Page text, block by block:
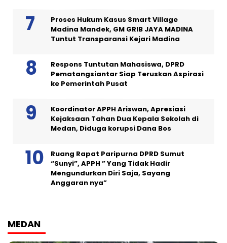
Proses Hukum Kasus Smart Village
Madina Mandek, GM GRIB JAYA MADINA
Tuntut Transparansi Kejari Madina
Respons Tuntutan Mahasiswa, DPRD
Pematangsiantar Siap Teruskan Aspirasi
ke Pemerintah Pusat
Koordinator APPH Ariswan, Apresiasi
Kejaksaan Tahan Dua Kepala Sekolah di
Medan, Diduga korupsi Dana Bos
Ruang Rapat Paripurna DPRD Sumut
“Sunyi”, APPH ” Yang Tidak Hadir
Mengundurkan Diri Saja, Sayang
Anggaran nya”
MEDAN